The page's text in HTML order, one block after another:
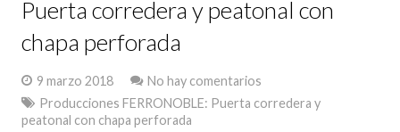
Puerta corredera y peatonal con
chapa perforada
9 marzo 2018
No hay comentarios
Producciones FERRONOBLE: Puerta corredera y
peatonal con chapa perforada